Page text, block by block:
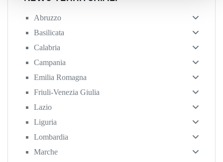
Abruzzo
Basilicata
Calabria
Campania
Emilia Romagna
Friuli-Venezia Giulia
Lazio
Liguria
Lombardia
Marche